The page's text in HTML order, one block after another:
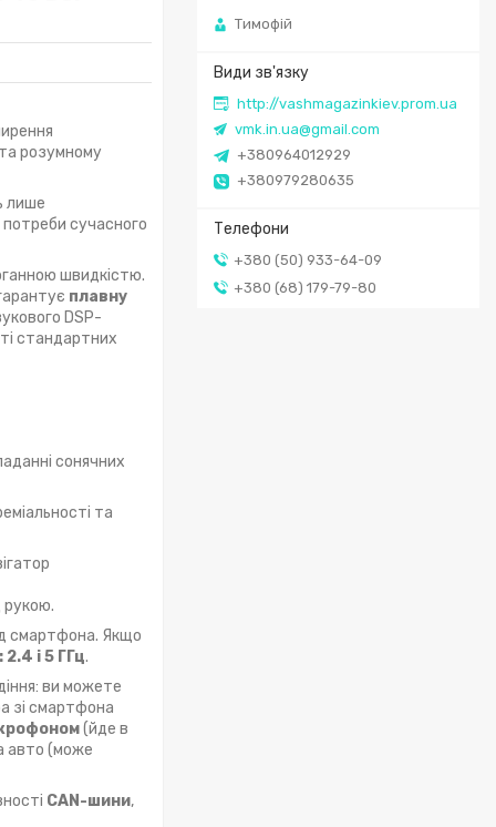
Тимофій
http://vashmagazinkiev.prom.ua
vmk.in.ua@gmail.com
+380964012929
+380979280635
+380 (50) 933-64-09
+380 (68) 179-79-80
розумному
лише
сучасного
швидкістю.
плавну
DSP-
стандартних
сонячних
та
рукою.
смартфона. Якщо
і 5 ГГц.
ви можете
зі смартфона
(йде в
авто (може
CAN-шини,